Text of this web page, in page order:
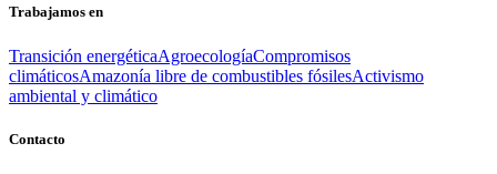
Trabajamos en
Transición energéticaAgroecologíaCompromisos
climáticosAmazonía libre de combustibles fósilesActivismo
ambiental y climático
Contacto